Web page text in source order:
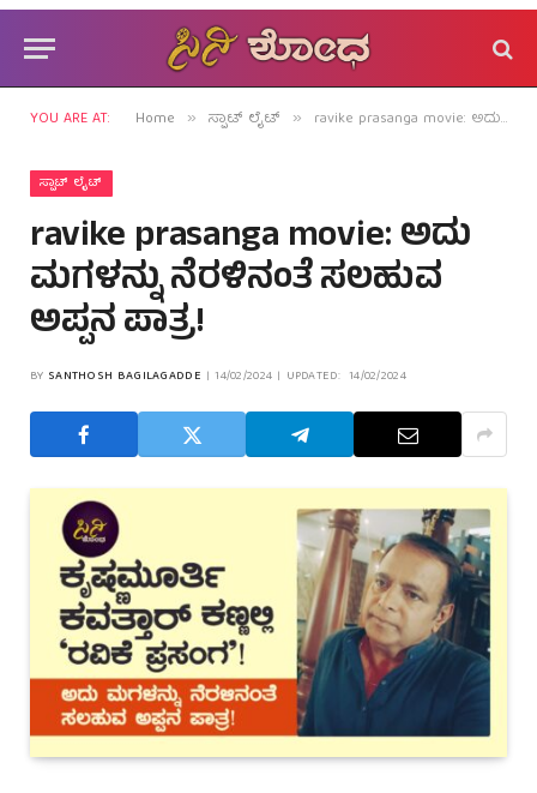
YOU ARE AT: Home » ಸ್ಪಾಟ್ ಲೈಟ್ » ravike prasanga movie: ಅದು ಮಗಳನ್ನು ನೆರಳಿನಂತೆ ಸಲಹುವ ಅಪ್ಪನ ಪಾತ್ರ!
ಸ್ಪಾಟ್ ಲೈಟ್
ravike prasanga movie: ಅದು
ಮಗಳನ್ನು ನೆರಳಿನಂತೆ ಸಲಹುವ
ಅಪ್ಪನ ಪಾತ್ರ!
BY SANTHOSH BAGILAGADDE 14/02/2024 UPDATED: 14/02/2024